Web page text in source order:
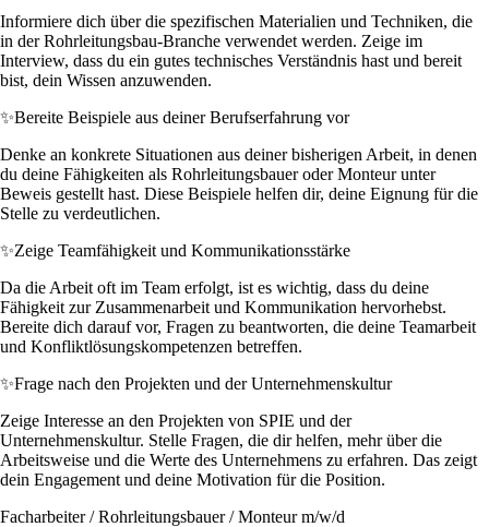
Informiere dich über die spezifischen Materialien und Techniken, die
in der Rohrleitungsbau-Branche verwendet werden. Zeige im
Interview, dass du ein gutes technisches Verständnis hast und bereit
bist, dein Wissen anzuwenden.
✨Bereite Beispiele aus deiner Berufserfahrung vor
Denke an konkrete Situationen aus deiner bisherigen Arbeit, in denen
du deine Fähigkeiten als Rohrleitungsbauer oder Monteur unter
Beweis gestellt hast. Diese Beispiele helfen dir, deine Eignung für die
Stelle zu verdeutlichen.
✨Zeige Teamfähigkeit und Kommunikationsstärke
Da die Arbeit oft im Team erfolgt, ist es wichtig, dass du deine
Fähigkeit zur Zusammenarbeit und Kommunikation hervorhebst.
Bereite dich darauf vor, Fragen zu beantworten, die deine Teamarbeit
und Konfliktlösungskompetenzen betreffen.
✨Frage nach den Projekten und der Unternehmenskultur
Zeige Interesse an den Projekten von SPIE und der
Unternehmenskultur. Stelle Fragen, die dir helfen, mehr über die
Arbeitsweise und die Werte des Unternehmens zu erfahren. Das zeigt
dein Engagement und deine Motivation für die Position.
Facharbeiter / Rohrleitungsbauer / Monteur m/w/d